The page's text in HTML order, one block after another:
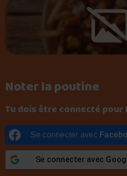
Noter la poutine
Tu dois être connecté pour
Se connecter avec
Se connecter avec